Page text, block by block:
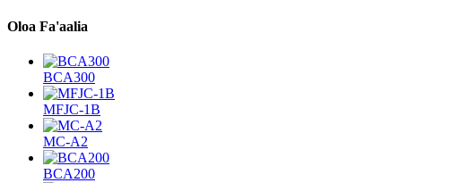
Oloa Fa'aalia
BCA300
MFJC-1B
MC-A2
BCA200